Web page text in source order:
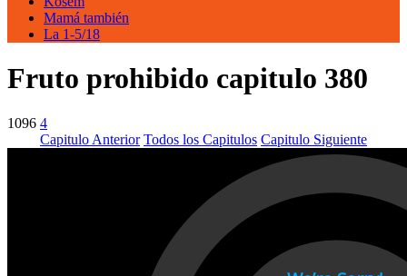
Mamá también
La 1-5/18
Fruto prohibido capitulo 380
1096 4
Capitulo Anterior Todos los Capitulos Capitulo Siguiente